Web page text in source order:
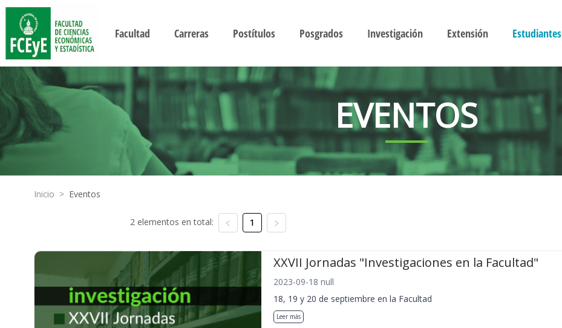
Facultad Carreras Postítulos Posgrados Investigación Extensión Estudiantes
EVENTOS
Inicio > Eventos
2 elementos en total: 1
XXVII Jornadas "Investigaciones en la Facultad"
2023-09-18 null
18, 19 y 20 de septiembre en la Facultad
Leer más